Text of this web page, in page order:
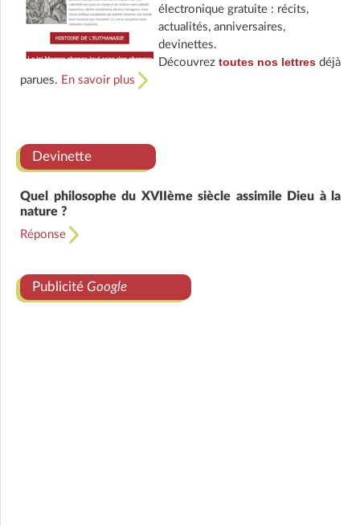
électronique gratuite : récits,
actualités, anniversaires,
devinettes.
Découvrez toutes nos lettresdéjà
parues. En savoir plus
Devinette
Quel philosophe du XVIIème siècle assimile Dieu à la
nature ?
Réponse
Publicité Google